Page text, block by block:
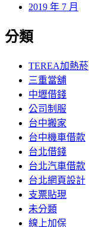
2019 年 7 月
分類
TEREA加熱菸
三重當舖
中壢借錢
公司制服
台中搬家
台中機車借款
台北借錢
台北汽車借款
台北網頁設計
支票貼現
未分類
線上加保